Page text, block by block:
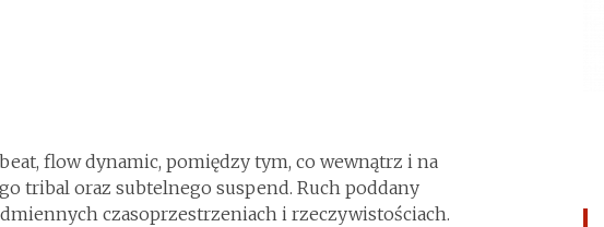
flow dynamic, pomiędzy tym, co wewnątrz i na
tribal oraz subtelnego suspend. Ruch poddany
czasoprzestrzeniach i rzeczywistościach.